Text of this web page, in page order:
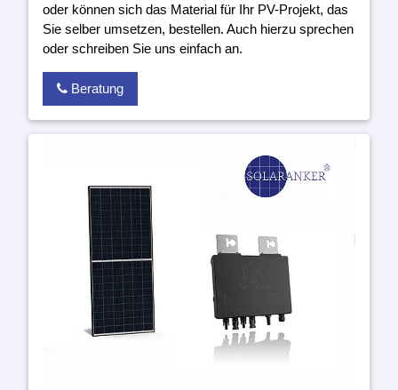
oder können sich das Material für Ihr PV-Projekt, das
Sie selber umsetzen, bestellen. Auch hierzu sprechen
oder schreiben Sie uns einfach an.
Beratung